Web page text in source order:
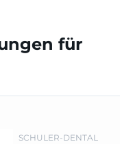
für
SCHULER-DENTAL